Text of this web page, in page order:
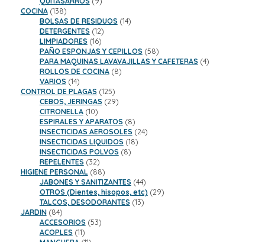
COCINA 138138
productos
BOLSAS DE RESIDUOS 1414
DETERGENTES 1212
productos
LIMPIADORES 1616
productos
PAÑO ESPONJAS Y CEPILLOS 5858
productos
PARA MAQUINAS LAVAVAJILLAS Y CAFETERAS 44
ROLLOS DE COCINA 88
VARIOS 1414
productos
CONTROL DE PLAGAS 125125
productos
CEBOS, JERINGAS 2929
CITRONELLA 1010
productos
ESPIRALES Y APARATOS 88
productos
INSECTICIDAS AEROSOLES 2424
INSECTICIDAS LIQUIDOS 1818
INSECTICIDAS POLVOS 88
REPELENTES 3232
productos
HIGIENE PERSONAL 8888
productos
JABONES Y SANITIZANTES 4444
productos
OTROS (Dientes, hisopos, etc) 2929
TALCOS, DESODORANTES 1313
JARDIN 8484
productos
ACCESORIOS 5353
ACOPLES 1111